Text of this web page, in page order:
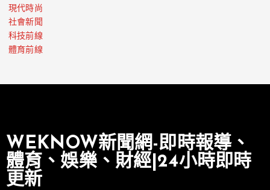
現代時尚
社會新聞
科技前線
體育前線
WEKNOW新聞網-即時報導、
體育、娛樂、財經|24小時即時
更新